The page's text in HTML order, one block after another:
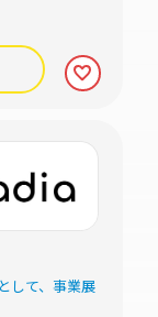
して、事業展